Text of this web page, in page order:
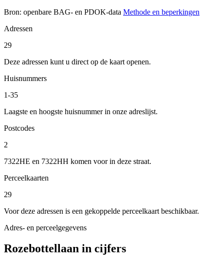
Bron: openbare BAG- en PDOK-data Methode en beperkingen
Adressen
29
Deze adressen kunt u direct op de kaart openen.
Huisnummers
1-35
Laagste en hoogste huisnummer in onze adreslijst.
Postcodes
2
7322HE en 7322HH komen voor in deze straat.
Perceelkaarten
29
Voor deze adressen is een gekoppelde perceelkaart beschikbaar.
Adres- en perceelgegevens
Rozebottellaan in cijfers